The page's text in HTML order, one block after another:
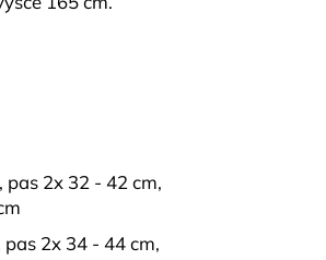
pas 2x 32 - 42 cm,
2x 34 - 44 cm,